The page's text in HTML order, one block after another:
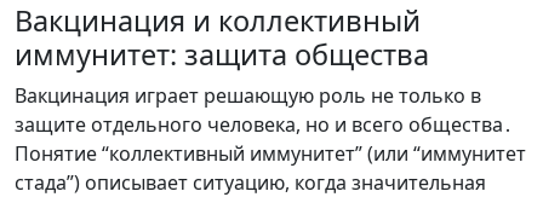
Вакцинация и коллективный
иммунитет: защита общества
Вакцинация играет решающую роль не только в
защите отдельного человека, но и всего общества․
Понятие “коллективный иммунитет” (или “иммунитет
стада”) описывает ситуацию, когда значительная